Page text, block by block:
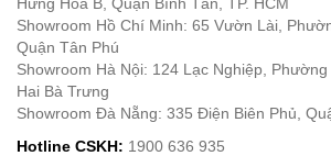
Showroom Hồ Chí Minh: 65 Vườn Lài,
Quận Tân Phú
Showroom Hà Nội: 124 Lạc Nghiệp,
Hai Bà Trưng
Showroom Đà Nẵng: 335 Điện Biên Phủ,
Hotline CSKH: 1900 636 935